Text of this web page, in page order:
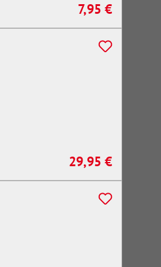
Regulärer Preis:
7,95 €
Regulärer Preis:
29,95 €